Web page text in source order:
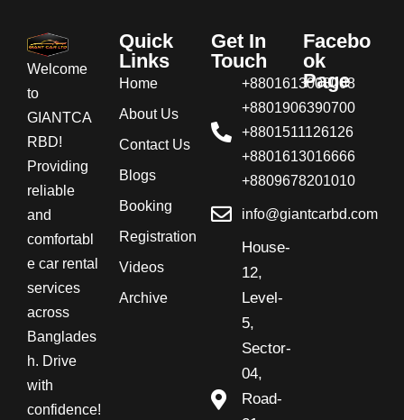
Welcome
to
GIANTCA
RBD!
Providing
reliable
and
comfortabl
e car rental
services
across
Banglades
h. Drive
with
confidence!
Quick
Links
Home
About Us
Contact Us
Blogs
Booking
Registration
Videos
Archive
Get In
Touch
+8801613008008
+8801906390700
+8801511126126
+8801613016666
+8809678201010
info@giantcarbd.com
House-
12,
Level-
5,
Sector-
04,
Road-
Facebo
ok
Page